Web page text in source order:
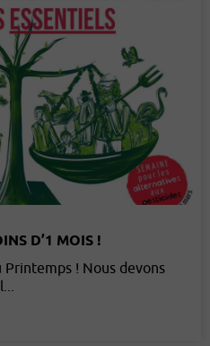
D’1 MOIS !
! Nous devons